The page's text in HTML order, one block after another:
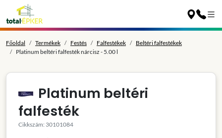
Főoldal Termékek Festés Falfestékek
Beltéri falfestékek
Platinum beltéri falfesték nárcisz - 5.00 l
Platinum beltéri
falfesték
Cikkszám: 30101084